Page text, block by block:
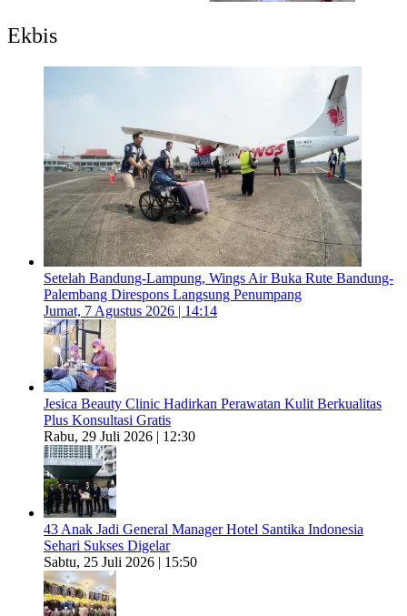
Ekbis
Setelah Bandung-Lampung, Wings Air Buka Rute Bandung-
Palembang Direspons Langsung Penumpang
Jumat, 7 Agustus 2026 | 14:14
Jesica Beauty Clinic Hadirkan Perawatan Kulit Berkualitas
Plus Konsultasi Gratis
Rabu, 29 Juli 2026 | 12:30
43 Anak Jadi General Manager Hotel Santika Indonesia
Sehari Sukses Digelar
Sabtu, 25 Juli 2026 | 15:50